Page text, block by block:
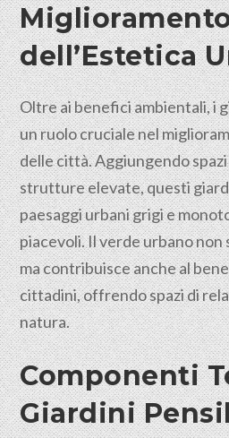
dell’Estetica
Oltre ai benefici ambientali, i
un ruolo cruciale nel
delle città. Aggiungendo
strutture elevate, questi
paesaggi urbani grigi e
piacevoli. Il verde urbano non
ma contribuisce anche al
cittadini, offrendo spazi di
natura.
Componenti
Giardini